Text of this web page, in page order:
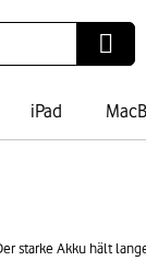
iPad
starke Akku hält